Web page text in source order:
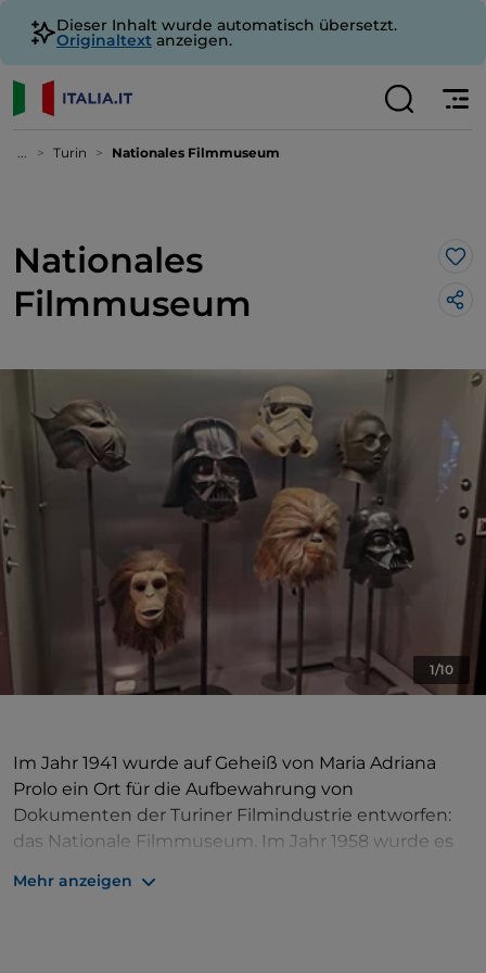
Dieser Inhalt wurde automatisch übersetzt.
Originaltext anzeigen.
... Turin Nationales Filmmuseum
Nationales
Filmmuseum
1/10
Im Jahr 1941 wurde auf Geheiß von Maria Adriana
Prolo ein Ort für die Aufbewahrung von
Dokumenten der Turiner Filmindustrie entworfen:
das Nationale Filmmuseum. Im Jahr 1958 wurde es
befindet sich der neue Standort in der Mole
Mehr anzeigen